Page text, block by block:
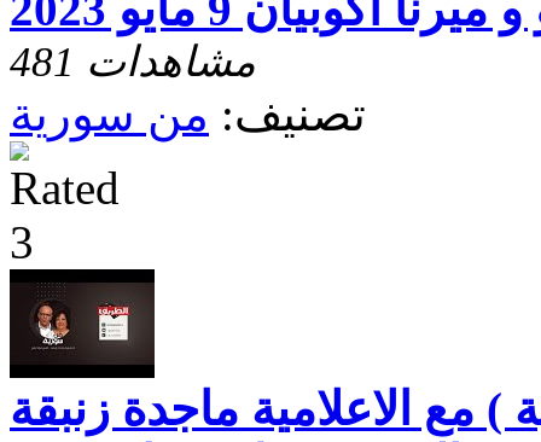
481 مشاهدات
تصنيف: من سورية
مع الاعلامية ماجدة زنبقة